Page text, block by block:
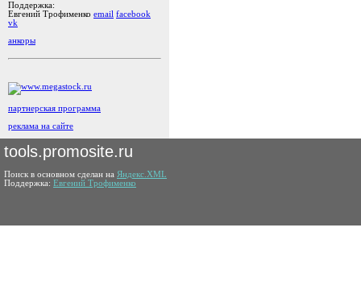
Поддержка:
Евгений Трофименко email facebook
vk
анкоры
партнерская программа
реклама на сайте
tools.promosite.ru
Поиск в основном сделан на Яндекс.XML
Поддержка: Евгений Трофименко